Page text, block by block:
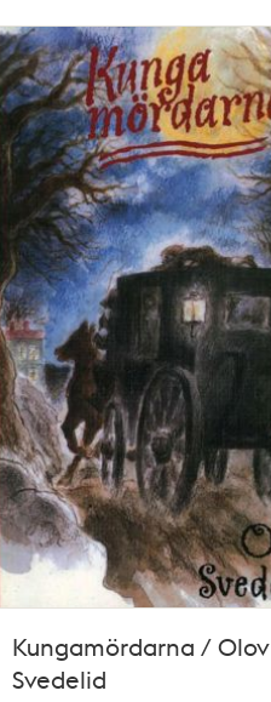
Kungamördarna / Olov
Svedelid